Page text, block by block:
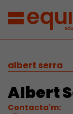
albert serra
Albert
Contacta'm: